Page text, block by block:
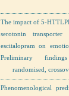
The impact of 5-
serotonin transporter
escitalopram on
Preliminary
randomised,
Phenomenological